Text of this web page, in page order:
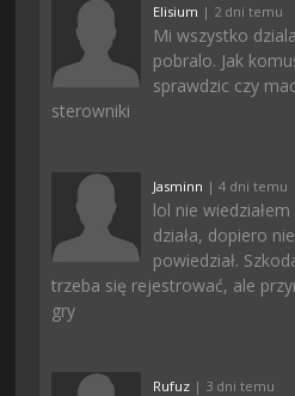
Elisium | 2 dni temu
Mi wszystko
pobralo. Jak
sprawdzic czy
sterowniki
Jasminn | 4 dni temu
lol nie
działa, dopiero
powiedział.
trzeba się rejestrować, ale
gry
Rufuz | 3 dni temu